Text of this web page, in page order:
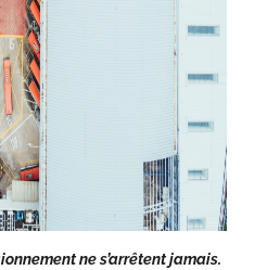
ne s’ar­rêtent jamais.